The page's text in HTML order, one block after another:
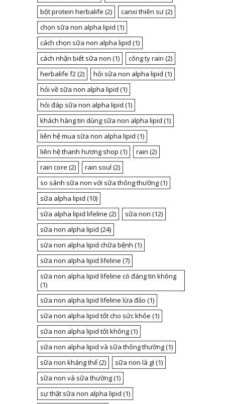
bột protein herbalife (2) canxi thiên sư(2)
chọn sữa non alpha lipid (1)
cách chọn sữa non alpha lipid (1)
cách nhận biết sữa non (1) công ty rain (2)
herbalife f2(2) hỏi sữa non alpha lipid (1)
hỏi về sữa non alpha lipid (1)
hỏi đáp sữa non alpha lipid (1)
khách hàng tin dùng sữa non alpha lipid (1)
liên hệ mua sữa non alpha lipid (1)
liên hệ thanh hương shop (1) rain (2)
rain core (2) rain soul (2)
so sánh sữa non với sữa thông thường(1)
sữa alpha lipid (10)
sữa alpha lipid lifeline (2) sữa non (12)
sữa non alpha lipid (24)
sữa non alpha lipid chữa bệnh (1)
sữa non alpha lipid lifeline (7)
sữa non alpha lipid lifeline có đáng tin không
(1)
sữa non alpha lipid lifeline lừa đảo (1)
sữa non alpha lipid tốt cho sức khỏe (1)
sữa non alpha lipid tốt không(1)
sữa non alpha lipid và sữa thông thường(1)
sữa non kháng thể(2) sữa non là gì (1)
sữa non và sữa thường(1)
sự thật sữa non alpha lipid (1)